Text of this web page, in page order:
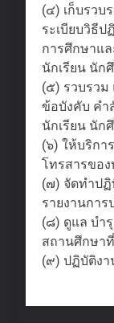
(๔) เก็บรวบ
ระเบียบวิธีป
การศึกษาแ
นักเรียน นัก
(๕) รวบรวม
ข้อบังคับ คำ
นักเรียน นัก
(๖) ให้บริกา
โทรสารขอ
(๗) จัดทำปฏิ
รายงานกา
(๘) ดูแล บำ
สถานศึกษา
(๙) ปฏิบัติง